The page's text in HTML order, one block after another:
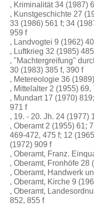
, Kriminalität 34 (1987)
, Kunstgeschichte 27
33 (1986) 561 f; 34
959 f
, Landvogtei 9 (1962)
, Luftkrieg 32 (1985)
, "Machtergreifung"
30 (1983) 385 f, 390 f
, Metereologie 36
, Mittelalter 2 (1955) 69,
, Mundart 17 (1970)
971 f
, 19. - 20. Jh. 24 (1977)
, Oberamt 2 (1955) 61;
469-472, 475 f; 12
(1972) 909 f
, Oberamt, Franz.
, Oberamt, Fronhöfe 28
, Oberamt, Handwerk
, Oberamt, Kirche 9
, Oberamt,
852, 855 f